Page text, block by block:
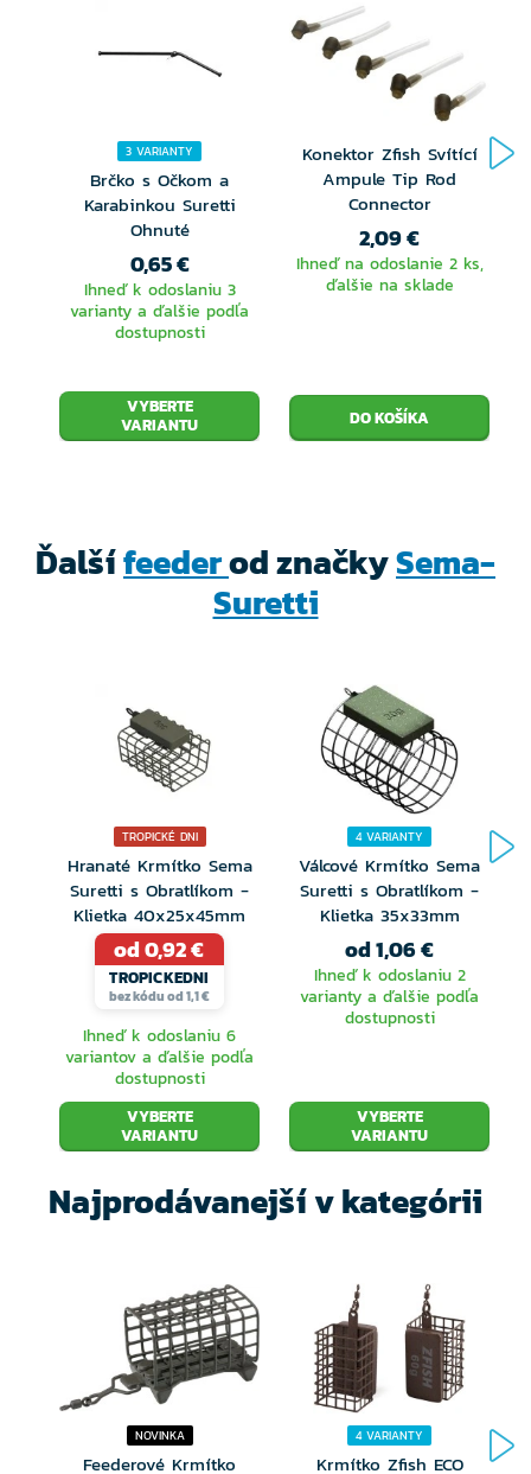
3 VARIANTY
Brčko s Očkom a
Karabinkou Suretti
Ohnuté
0,65 €
Ihneď k odoslaniu 3
varianty a ďalšie podľa
dostupnosti
VYBERTE
VARIANTU
Konektor Zfish Svítící
Ampule Tip Rod
Connector
2,09 €
Ihneď na odoslanie 2 ks,
ďalšie na sklade
Ďalšífeederod značkySema-
Suretti
TROPICKÉ DNI
Hranaté Krmítko Sema
Suretti s Obratlíkom -
Klietka 40x25x45mm
od 0,92 €
TROPICKEDNI
bez kódu od 1,1 €
Ihneď k odoslaniu 6
variantov a ďalšie podľa
dostupnosti
VYBERTE
VARIANTU
4 VARIANTY
Válcové Krmítko Sema
Suretti s Obratlíkom -
Klietka 35x33mm
od 1,06 €
Ihneď k odoslaniu 2
varianty a ďalšie podľa
dostupnosti
VYBERTE
VARIANTU
Najprodávanejší v kategórii
NOVINKA
Feederové Krmítko
4 VARIANTY
Krmítko Zfish ECO